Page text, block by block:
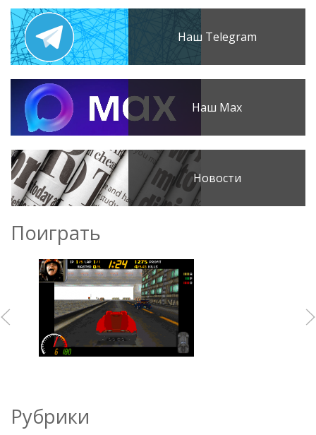
Наш Telegram
Наш Max
Новости
Поиграть
Рубрики